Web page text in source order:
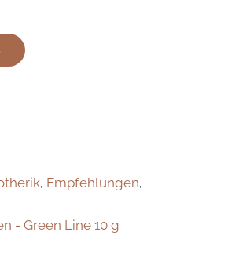
, Empfehlungen,
- Green Line 10 g